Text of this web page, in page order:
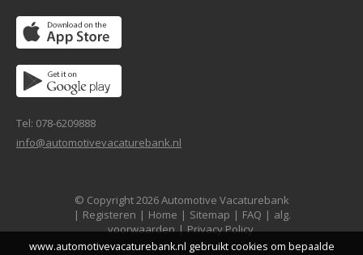
Tel: 078-6209888
info@automotivevacaturebank.nl
© Copyright 2026 Automotive Vacaturebank
| Registeren | Home | Sitemap | FAQ | alg.
voorwaarden | Privacy Policy
www.automotivevacaturebank.nl gebruikt cookies om bepaalde